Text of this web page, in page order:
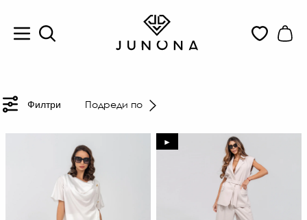
Филтри Подреди по
►